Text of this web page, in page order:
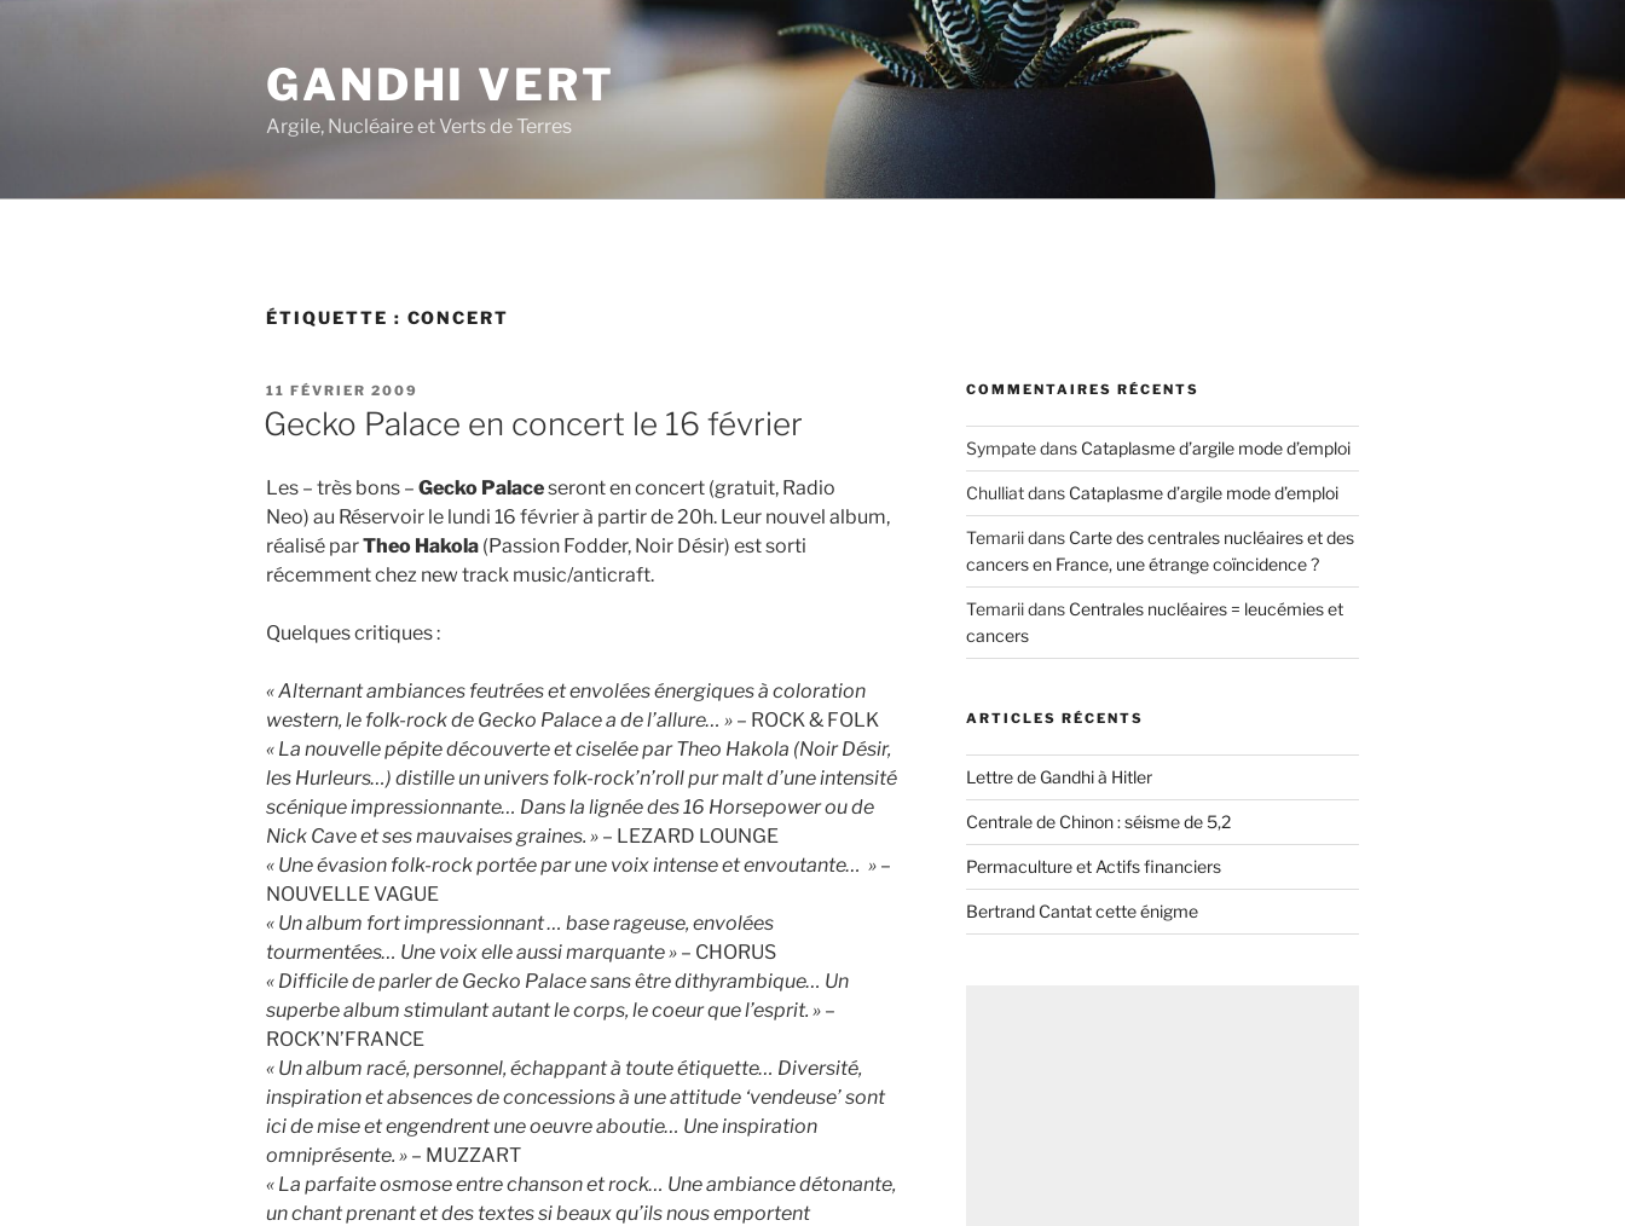
GANDHI VERT
Argile, Nucléaire et Verts de Terres
ÉTIQUETTE : CONCERT
PUBLIÉ
LE
11 FÉVRIER 2009
Gecko Palace en concert le 16 février
Les – très bons – Gecko Palaceseront en concert (gratuit, Radio
Neo) au Réservoir le lundi 16 février à partir de 20h. Leur nouvel album,
réalisé parTheo Hakola (Passion Fodder, Noir Désir) est sorti
récemment chez new track music/anticraft.
Quelques critiques :
« Alternant ambiances feutrées et envolées énergiques à coloration
western, le folk-rock de Gecko Palace a de l’allure… » – ROCK & FOLK
« La nouvelle pépite découverte et ciselée par Theo Hakola (Noir Désir,
les Hurleurs…) distille un univers folk-rock’n’roll pur malt d’une intensité
scénique impressionnante… Dans la lignée des 16 Horsepower ou de
Nick Cave et ses mauvaises graines. » – LEZARD LOUNGE
« Une évasion folk-rock portée par une voix intense et envoutante… » –
NOUVELLE VAGUE
« Un album fort impressionnant … base rageuse, envolées
tourmentées… Une voix elle aussi marquante » – CHORUS
« Difficile de parler de Gecko Palace sans être dithyrambique… Un
superbe album stimulant autant le corps, le coeur que l’esprit. » –
ROCK’N’FRANCE
« Un album racé, personnel, échappant à toute étiquette… Diversité,
inspiration et absences de concessions à une attitude ‘vendeuse’ sont
ici de mise et engendrent une oeuvre aboutie… Une inspiration
omniprésente. » – MUZZART
« La parfaite osmose entre chanson et rock… Une ambiance détonante,
un chant prenant et des textes si beaux qu’ils nous emportent
COMMENTAIRES RÉCENTS
Sympatedans Cataplasme d’argile mode d’emploi
Chulliatdans Cataplasme d’argile mode d’emploi
Temariidans Carte des centrales nucléaires et des
cancers en France, une étrange coïncidence ?
Temariidans Centrales nucléaires = leucémies et
cancers
ARTICLES RÉCENTS
Lettre de Gandhi à Hitler
Centrale de Chinon : séisme de 5,2
Permaculture et Actifs financiers
Bertrand Cantat cette énigme